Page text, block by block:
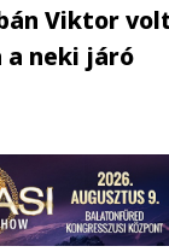
Viktor
a neki járó